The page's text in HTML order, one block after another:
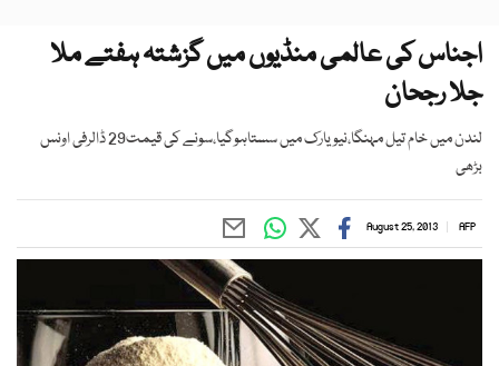
اجناس کی عالمی منڈیوں میں گزشتہ ہفتے ملا
جلا رجحان
لندن میں خام تیل مہنگا،نیویارک میں سستاہوگیا،سونے کی قیمت29 ڈالرفی اونس
بڑھی
AFP
August 25, 2013